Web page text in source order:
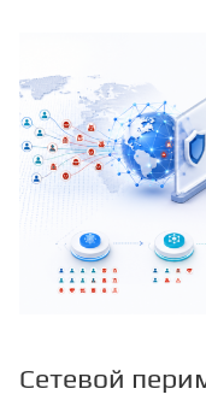
Сетевой